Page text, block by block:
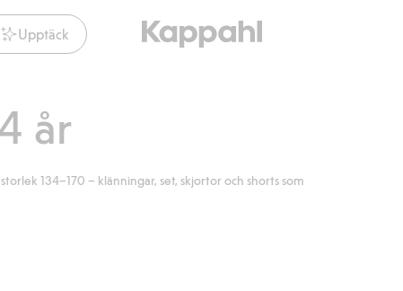
Upptäck
år
134–170 – klänningar, set, skjortor och shorts som